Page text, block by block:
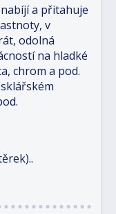
a přitahuje
v
odolná
na hladké
chrom a pod.